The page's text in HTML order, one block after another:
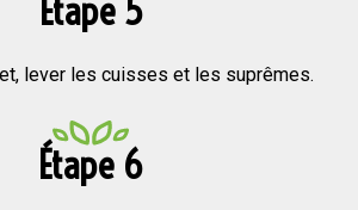
Étape 5
lever les cuisses et les suprêmes.
Étape 6